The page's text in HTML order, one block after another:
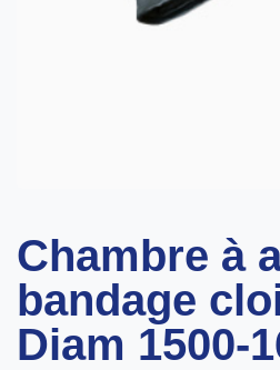
Chambre à
bandage
Diam 1500-